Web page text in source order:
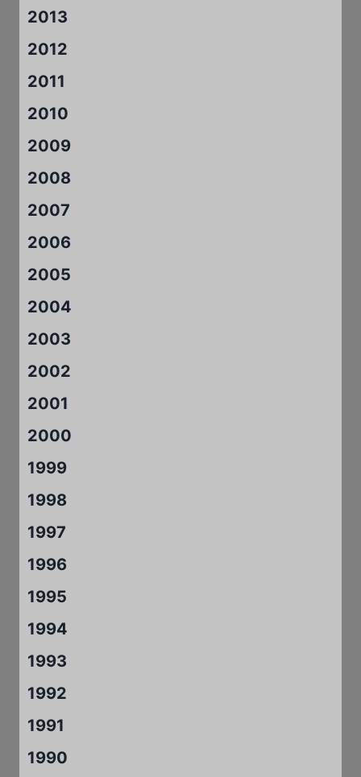
2013
2012
2011
2010
2009
2008
2007
2006
2005
2004
2003
2002
2001
2000
1999
1998
1997
1996
1995
1994
1993
1992
1991
1990